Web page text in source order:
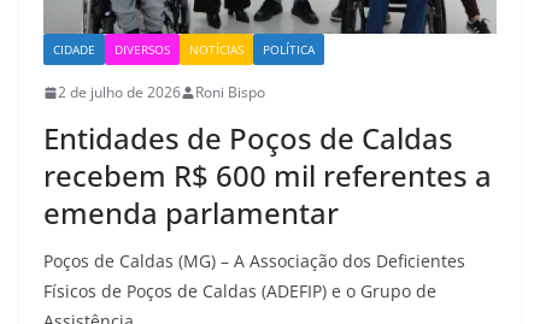
CIDADE DIVERSOS NOTÍCIAS POLÍTICA
2 de julho de 2026 Roni Bispo
Entidades de Poços de Caldas
recebem R$ 600 mil referentes a
emenda parlamentar
Poços de Caldas (MG) – A Associação dos Deficientes
Físicos de Poços de Caldas (ADEFIP) e o Grupo de